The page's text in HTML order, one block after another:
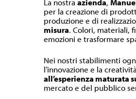
per la creazione di
produzione e di
misura. Colori, materiali,
emozioni e trasformare
Nei nostri stabilimenti
l’innovazione e la
all’esperienza maturata
mercato e del pubblico